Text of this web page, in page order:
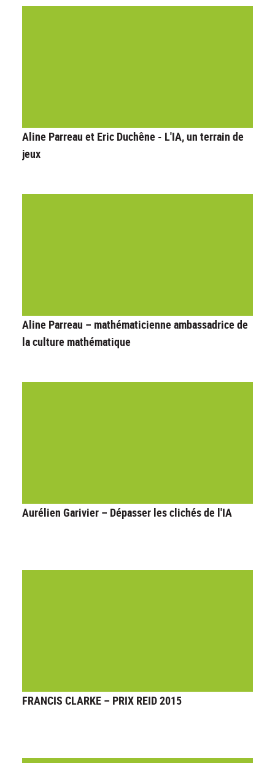
Aline Parreau et Eric Duchêne - L'IA, un terrain de
jeux
Aline Parreau – mathématicienne ambassadrice de
la culture mathématique
Aurélien Garivier – Dépasser les clichés de l'IA
FRANCIS CLARKE – PRIX REID 2015